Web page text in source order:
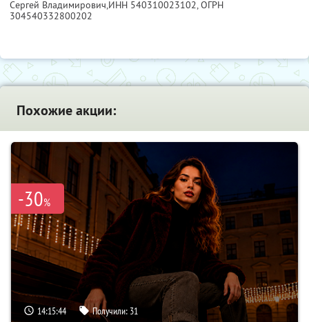
Сергей Владимирович,ИНН 540310023102, ОГРН
304540332800202
Похожие акции:
-30%
14:15:44 Получили: 31